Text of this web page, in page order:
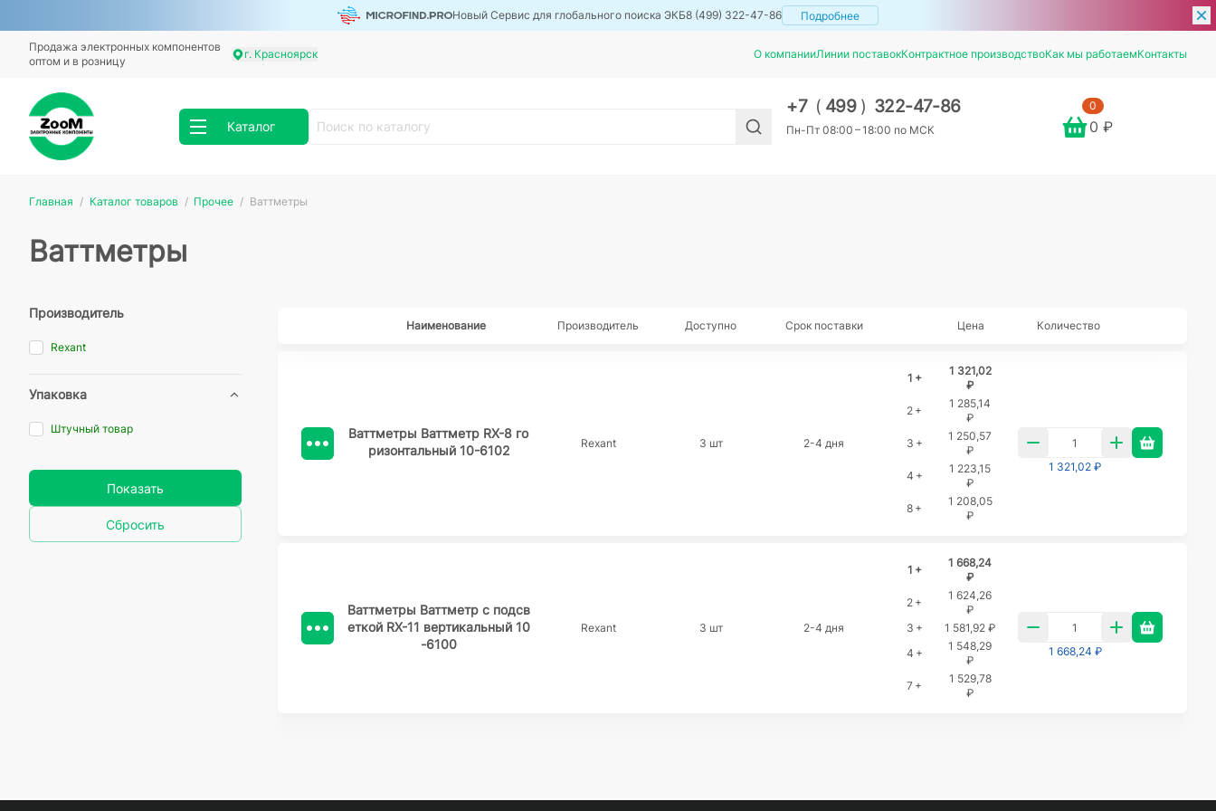
Новый Сервис для глобального поиска ЭКБ8 (499) 322-47-86 Подробнее
Продажа электронных компонентов
оптом и в розницу
г. Красноярск О компанииЛинии поставокКонтрактное производствоКак мы работаемКонтакты
Каталог
+7 ( 499 ) 322-47-86
Пн-Пт 08:00 – 18:00 по МСК
0
0 ₽
Главная Каталог товаров Прочее Ваттметры
Ваттметры
Производитель
Rexant
Упаковка
Штучный товар
Показать
Сбросить
Наименование Производитель Доступно Срок поставки Цена Количество
Ваттметры Ваттметр RX-8 го
ризонтальный 10-6102
Rexant 3 шт 2-4 дня
1 +
1 321,02
₽
2 +
1 285,14
₽
3 +
1 250,57
₽
4 +
1 223,15
₽
8 +
1 208,05
₽
1 321,02 ₽
Ваттметры Ваттметр с подсв
еткой RX-11 вертикальный 10
-6100
Rexant 3 шт 2-4 дня
1 +
1 668,24
₽
2 +
1 624,26
₽
3 +
1 581,92 ₽
4 +
1 548,29
₽
7 +
1 529,78
₽
1 668,24 ₽